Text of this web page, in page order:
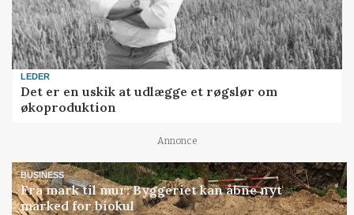
LEDER
Det er en uskik at udlægge et røgslør om
økoproduktion
Annonce
BUSINESS
Fra mark til mur: Byggeriet kan åbne nyt
marked for biokul